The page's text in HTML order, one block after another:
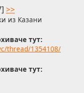
>>
из Казани
тут:
thread/1354108/
тут: